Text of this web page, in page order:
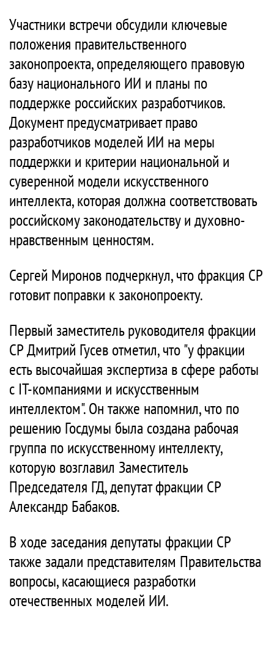
Участники встречи обсудили ключевые
положения правительственного
законопроекта, определяющего правовую
базу национального ИИ и планы по
поддержке российских разработчиков.
Документ предусматривает право
разработчиков моделей ИИ на меры
поддержки и критерии национальной и
суверенной модели искусственного
интеллекта, которая должна соответствовать
российскому законодательству и духовно-
нравственным ценностям.
Сергей Миронов подчеркнул, что фракция СР
готовит поправки к законопроекту.
Первый заместитель руководителя фракции
СР Дмитрий Гусев отметил, что "у фракции
есть высочайшая экспертиза в сфере работы
с IT-компаниями и искусственным
интеллектом". Он также напомнил, что по
решению Госдумы была создана рабочая
группа по искусственному интеллекту,
которую возглавил Заместитель
Председателя ГД, депутат фракции СР
Александр Бабаков.
В ходе заседания депутаты фракции СР
также задали представителям Правительства
вопросы, касающиеся разработки
отечественных моделей ИИ.